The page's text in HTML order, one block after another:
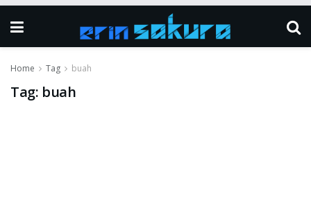
Home Tag buah
Tag: buah